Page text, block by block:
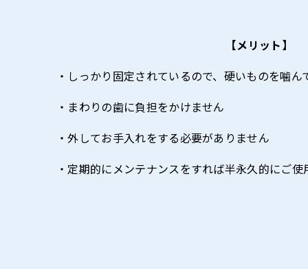
【メリット】
・しっかり固定されているので、硬いものを噛ん
・まわりの歯に負担をかけません
・外してお手入れをする必要がありません
・定期的にメンテナンスをすれば半永久的にご